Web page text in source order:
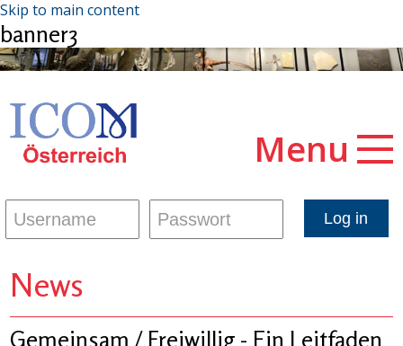
Skip to main content
banner3
Menu
News
Gemeinsam / Freiwillig - Ein Leitfaden